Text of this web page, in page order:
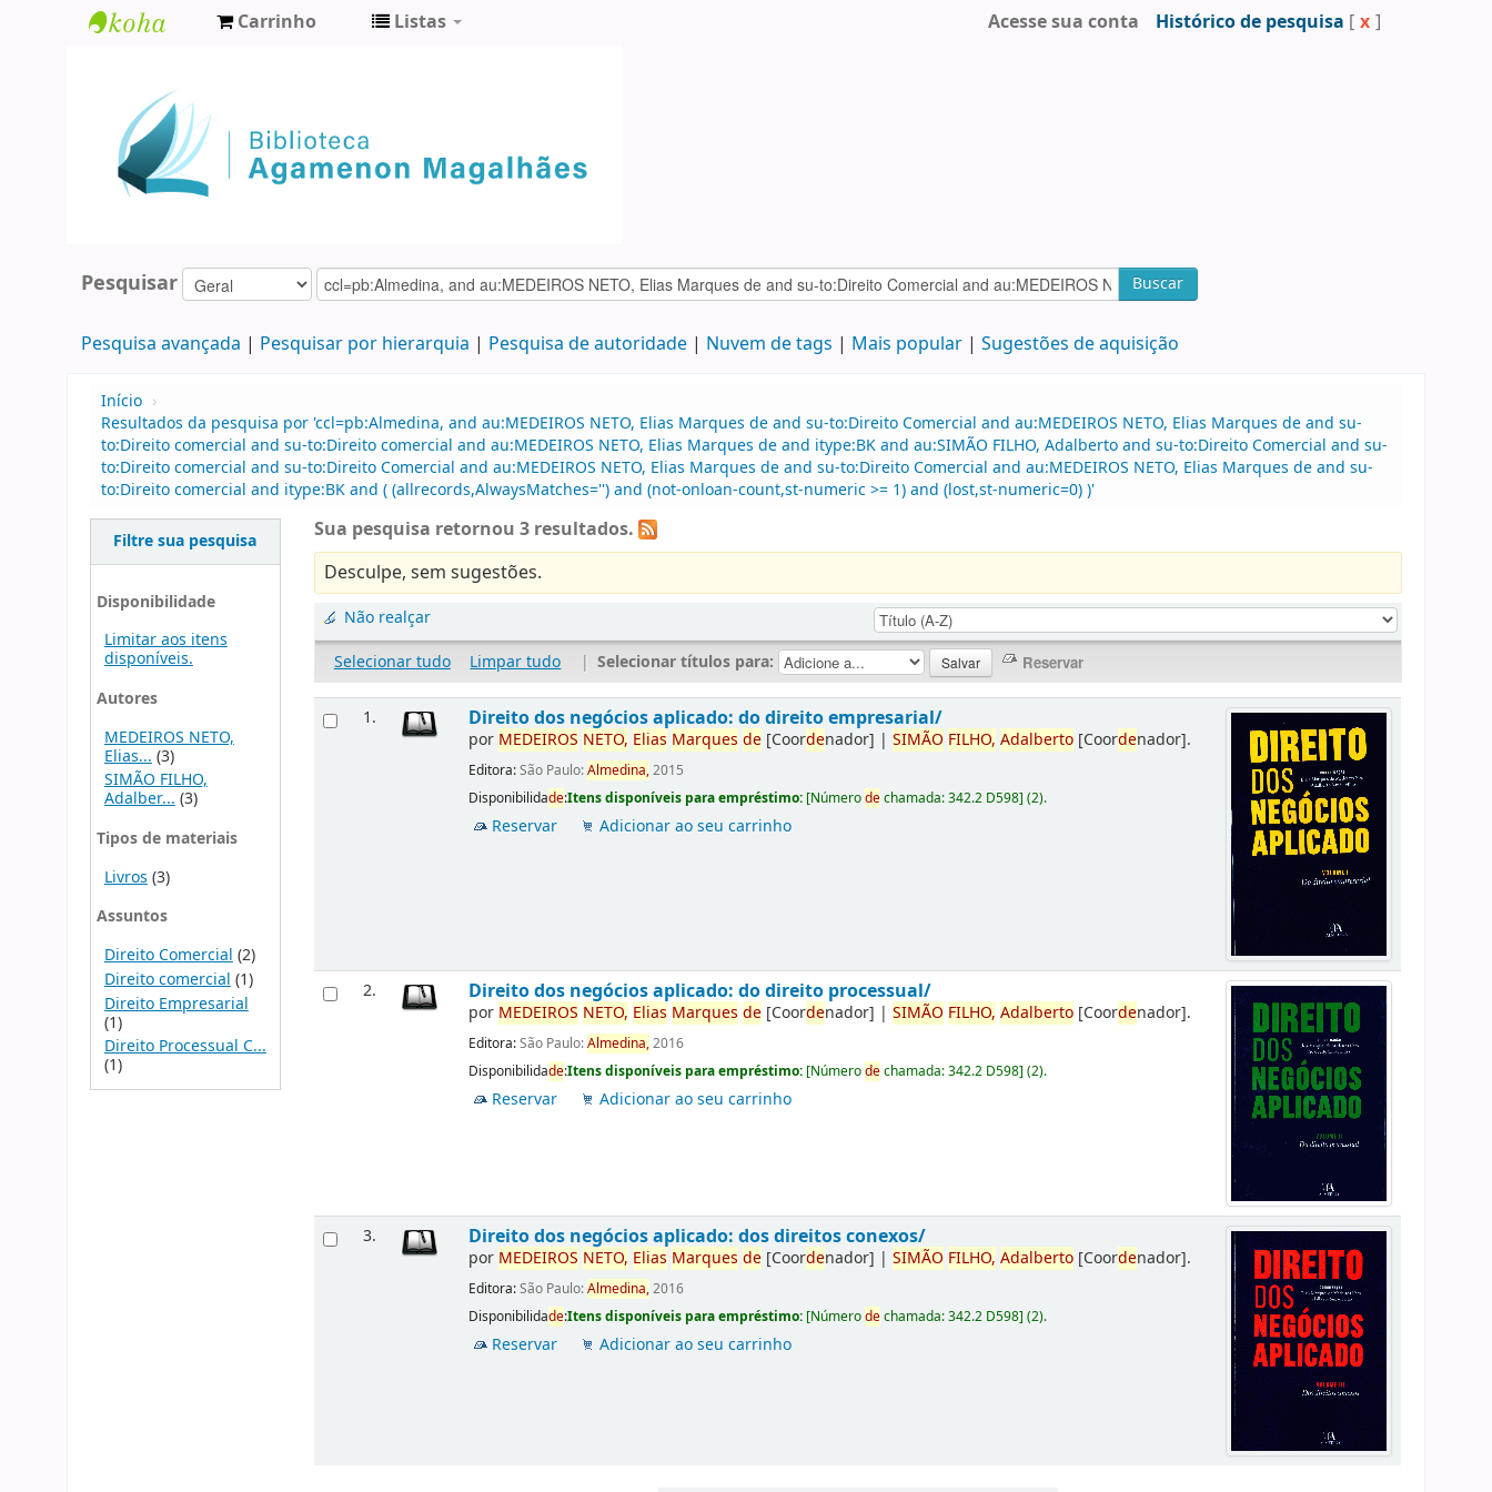
Agamenon
Magalhães
Carrinho Listas Acesse sua conta Histórico de pesquisa [ x ]
Pesquisar Buscar
Pesquisa avançada Pesquisar por hierarquia Pesquisa de autoridade Nuvem de tags Mais popular Sugestões de aquisição
Início ›
Resultados da pesquisa por 'ccl=pb:Almedina, and au:MEDEIROS NETO, Elias Marques de and su-to:Direito Comercial and au:MEDEIROS NETO, Elias Marques de and su-
to:Direito comercial and su-to:Direito comercial and au:MEDEIROS NETO, Elias Marques de and itype:BK and au:SIMÃO FILHO, Adalberto and su-to:Direito Comercial and su-
to:Direito comercial and su-to:Direito Comercial and au:MEDEIROS NETO, Elias Marques de and su-to:Direito Comercial and au:MEDEIROS NETO, Elias Marques de and su-
to:Direito comercial and itype:BK and ( (allrecords,AlwaysMatches='') and (not-onloan-count,st-numeric >= 1) and (lost,st-numeric=0) )'
Filtre sua pesquisa
Disponibilidade
Limitar aos itens
disponíveis.
Autores
MEDEIROS NETO,
Elias... (3)
SIMÃO FILHO,
Adalber...(3)
Tipos de materiais
Livros (3)
Assuntos
Direito Comercial (2)
Direito comercial (1)
Direito Empresarial
(1)
Direito Processual C...
(1)
Sua pesquisa retornou 3 resultados.
Desculpe, sem sugestões.
Não realçar
Selecionar tudo
Limpar tudo | Selecionar títulos para:
1. Direito dos negócios aplicado: do direito empresarial/
por MEDEIROS NETO, Elias Marques de [Coordenador] |SIMÃO FILHO, Adalberto [Coordenador].
Editora:São Paulo:Almedina,2015
Disponibilidade:Itens disponíveis para empréstimo: [Númerodechamada:342.2 D598](2).
Reservar Adicionar ao seu carrinho
2. Direito dos negócios aplicado: do direito processual/
por MEDEIROS NETO, Elias Marques de [Coordenador] |SIMÃO FILHO, Adalberto [Coordenador].
Editora:São Paulo:Almedina,2016
Disponibilidade:Itens disponíveis para empréstimo: [Númerodechamada:342.2 D598](2).
Reservar Adicionar ao seu carrinho
3. Direito dos negócios aplicado: dos direitos conexos/
por MEDEIROS NETO, Elias Marques de [Coordenador] |SIMÃO FILHO, Adalberto [Coordenador].
Editora:São Paulo:Almedina,2016
Disponibilidade:Itens disponíveis para empréstimo: [Númerodechamada:342.2 D598](2).
Reservar Adicionar ao seu carrinho